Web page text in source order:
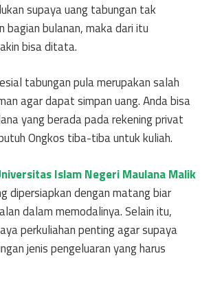
supaya uang tabungan tak
bagian bulanan, maka dari itu
bisa ditata.
tabungan pula merupakan salah
agar dapat simpan uang. Anda bisa
yang berada pada rekening privat
Ongkos tiba-tiba untuk kuliah.
Islam Negeri Maulana Malik
dipersiapkan dengan matang biar
dalam memodalinya. Selain itu,
perkuliahan penting agar supaya
jenis pengeluaran yang harus